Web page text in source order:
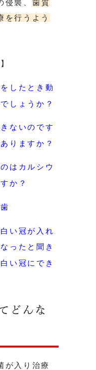
侵襲、 歯質
を行うよう
したとき動
しょうか？
ないのです
りますか？
はカルシウ
か？
い冠が入れ
ったと聞き
い冠にでき
どんな
が入り治療